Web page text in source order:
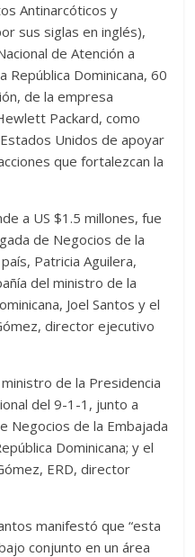
Antinarcóticos y
sus siglas en inglés),
de Atención a
República Dominicana, 60
de la empresa
Packard, como
Unidos de apoyar
que fortalezcan la
a US $1.5 millones, fue
de Negocios de la
Patricia Aguilera,
del ministro de la
Joel Santos y el
director ejecutivo
de la Presidencia
del 9-1-1, junto a
Negocios de la Embajada
Dominicana; y el
ERD, director
manifestó que “esta
conjunto en un área